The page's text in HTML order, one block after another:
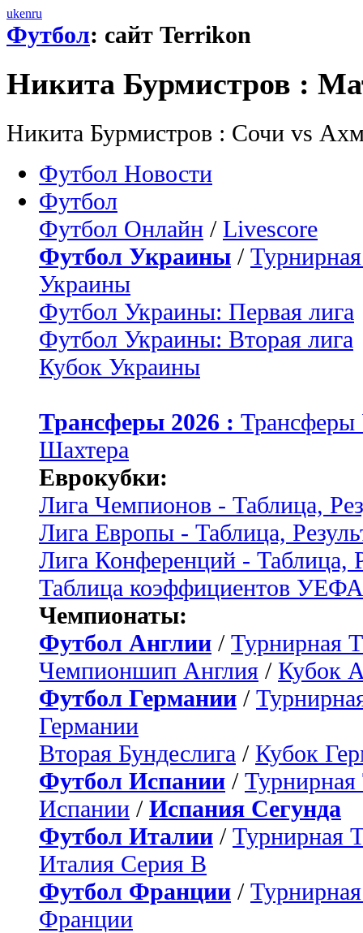
ukenru
Футбол: сайт Terrikon
Никита Бурмистров :
Никита Бурмистров : Сочи vs
Футбол Новости
Футбол
Футбол Онлайн / Livescore
Футбол Украины /
Украины
Футбол Украины: Первая лига
Футбол Украины: Вторая лига
Кубок Украины
Трансферы 2026 :
Шахтера
Еврокубки:
Лига Чемпионов - Таблица,
Лига Европы - Таблица,
Лига Конференций - Таблица,
Таблица коэффициентов УЕФА
Чемпионаты:
Футбол Англии / Турнирная
Чемпионшип Англия / Кубок
Футбол Германии /
Германии
Вторая Бундеслига / Кубок
Футбол Испании / Турнирная
Испании / Испания Сегунда
Футбол Италии / Турнирная
Италия Серия B
Футбол Франции /
Франции